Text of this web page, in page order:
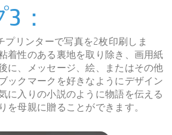
：
プリンターで写真を2枚印刷しま
着性のある裏地を取り除き、画用紙
に、メッセージ、絵、またはその他
ックマークを好きなようにデザイン
に入りの小説のように物語を伝える
を母親に贈ることができます。